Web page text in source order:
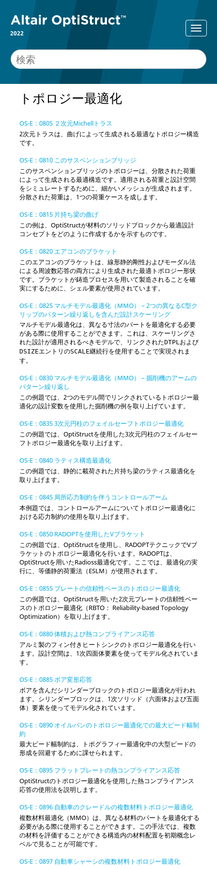
2022
トポロジー最適化
OS-E：0805 ２次元Michellトラス
2次元トラスは、曲げによって生成される最適なトポロジー構造
です。
OS-E：0810 このサスペンションブリッジ
このサスペンションブリッジのトポロジーは、分散された荷重
によって生成される最適構造です。適用される荷重と設計空間
をシミュレートするために、細かいメッシュが生成されます。
分散された荷重は、1つの荷重ケースを成します。
OS-E：0815 片持ち梁の曲げ
この例は、 OptiStructが材料のソリッドブロックから最適設計
コンセプトをどのように作成するかを示すものです。
OS-E：0820 エアコンのブラケット
このエアコンのブラケットは、線形静的剛性およびモーダル法
による周波数応答の両方により生成された最適トポロジー形状
です。ブラケットが鋳造プロセスを用いて製造されることを確
実にするために、シェル要素が使用されています。
OS-E：0825 マルチモデル最適化（MMO） – 2つの異なるC型ク
リップのパターン繰り返しを含んだ設計スケーリング
マルチモデル最適化は、異なる寸法のパートを最適化する必要
がある際に使用することができます。これは、スケーリングさ
れた設計が適用されるべきモデルで、リンクされたDTPLおよび
DSIZEエントリのSCALE継続行を使用することで実現されま
す。
OS-E：0830 マルチモデル最適化（MMO） – 掘削機のアームの
パターン繰り返し
この例題では、2つのモデル間でリンクされているトポロジー最
適化の設計変数を使用した掘削機の例を取り上げています。
OS-E：0835 3次元円柱のフェイルセーフトポロジー最適化
この例題では、 OptiStructを使用した3次元円柱のフェイルセー
フトポロジー最適化を取り上げます。
OS-E：0840 ラティス構造最適化
この例題では、静的に載荷された片持ち梁のラティス最適化を
取り上げます。
OS-E：0845 局所応力制約を伴うコントロールアーム
本例題では、コントロールアームについてトポロジー最適化に
おける応力制約の使用を取り上げます。
OS-E：0850 RADOPTを使用したVブラケット
この例題では、 OptiStructを使用し、RADOPTテクニックでVブ
ラケットのトポロジー最適化を行います。RADOPTは、
OptiStructを用いたRadioss最適化です。ここでは、最適化の実
行に、等価静的荷重法（ESLM）が使用されます。
OS-E：0855 プレートの信頼性ベースのトポロジー最適化
この例題では、 OptiStructを用いた2次元プレートの信頼性ベー
スのトポロジー最適化（RBTO： Reliability-based Topology
Optimization）を取り上げます。
OS-E：0880 体積および熱コンプライアンス応答
アルミ製のフィン付きヒートシンクのトポロジー最適化を行い
ます。設計空間は、1次四面体要素を使ってモデル化されていま
す。
OS-E：0885 ボア変形応答
ボアを含んだシリンダーブロックのトポロジー最適化が行われ
ます。シリンダーブロックは、1次ソリッド（六面体および五面
体）要素を使ってモデル化されています。
OS-E：0890 オイルパンのトポロジー最適化での最大ビード幅制
約
最大ビード幅制約は、トポグラフィー最適化中の大型ビードの
形成を回避するために課せられます。
OS-E：0895 フラットプレートの熱コンプライアンス応答
OptiStructのトポロジー最適化を使用した熱コンプライアンス
応答の使用法を説明します。
OS-E：0896 自動車のクレードルの複数材料トポロジー最適化
複数材料最適化（MMO）は、異なる材料のパートを最適化する
必要がある際に使用することができます。この手法では、複数
の材料を評価することができる構造内の材料配置を初期概念レ
ベルで見ることが可能です。
OS-E：0897 自動車シャーシの複数材料トポロジー最適化